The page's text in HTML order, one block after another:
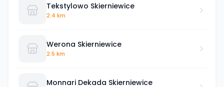
Tekstylowo Skierniewice
2.4 km
Werona Skierniewice
2.5 km
Monnari Dekada Skierniewice